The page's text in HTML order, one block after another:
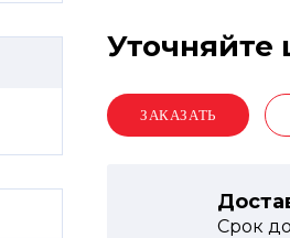
Уточняйте
Срок